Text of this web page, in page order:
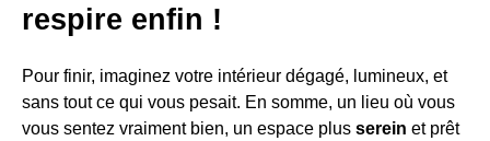
respire enfin !
Pour finir, imaginez votre intérieur dégagé, lumineux, et
sans tout ce qui vous pesait. En somme, un lieu où vous
vous sentez vraiment bien, un espace plus serein et prêt